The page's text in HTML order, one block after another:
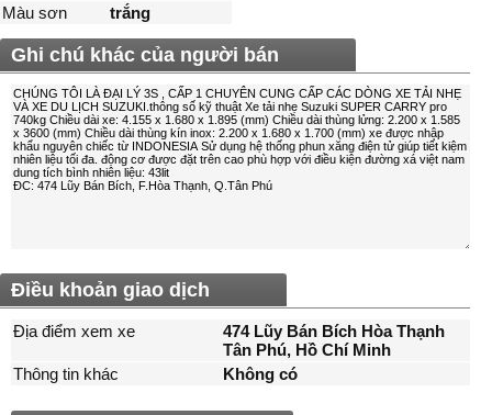
Màu sơn
trắng
Ghi chú khác của người bán
Điều khoản giao dịch
Địa điểm xem xe
474 Lũy Bán Bích Hòa Thạnh
Tân Phú, Hồ Chí Minh
Thông tin khác
Không có